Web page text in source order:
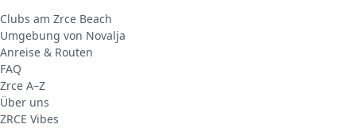
Clubs am Zrce Beach
Umgebung von Novalja
Anreise & Routen
FAQ
Zrce A–Z
Über uns
ZRCE Vibes